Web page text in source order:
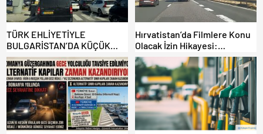
TÜRK EHLİYETİYLE
BULGARİSTAN’DA KÜÇÜK
HATA, ARACINA 6 AY EL
KONULMASINA YOL AÇTI
Hırvatistan’da Filmlere Konu
Olacak İzin Hikayesi:
Benzinlikte Eşini Unuttu!